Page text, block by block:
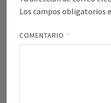
Los campos obligatorios
COMENTARIO *